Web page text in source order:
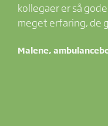
kollegaer er så
meget erfaring, de
Malene,